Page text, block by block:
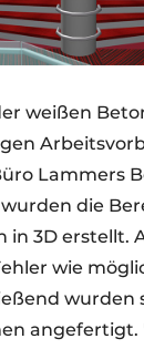
weißen
Lammers
die
in 3D erstellt.
wie
wurden
angefertigt.